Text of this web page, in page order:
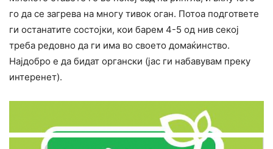
го да се загрева на многу тивок оган. Потоа подгответе
ги останатите состојки, кои барем 4-5 од нив секој
треба редовно да ги има во своето домаќинство.
Најдобро е да бидат органски (јас ги набавувам преку
интеренет).